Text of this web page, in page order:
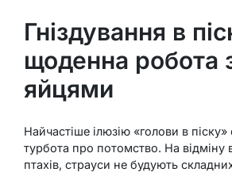
Гніздування в
щоденна робота
яйцями
Найчастіше ілюзію «голови в
турбота про потомство. На відміну
птахів, страуси не будують складних